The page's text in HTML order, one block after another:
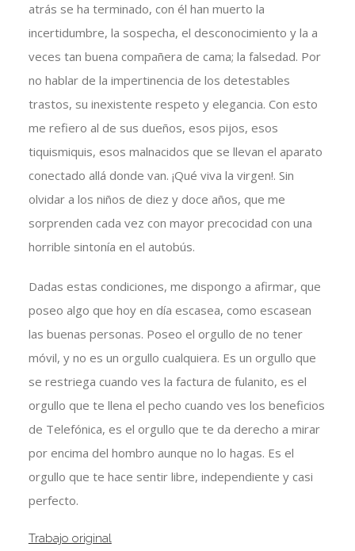
atrás se ha terminado, con él han muerto la
incertidumbre, la sospecha, el desconocimiento y la a
veces tan buena compañera de cama; la falsedad. Por
no hablar de la impertinencia de los detestables
trastos, su inexistente respeto y elegancia. Con esto
me refiero al de sus dueños, esos pijos, esos
tiquismiquis, esos malnacidos que se llevan el aparato
conectado allá donde van. ¡Qué viva la virgen!. Sin
olvidar a los niños de diez y doce años, que me
sorprenden cada vez con mayor precocidad con una
horrible sintonía en el autobús.
Dadas estas condiciones, me dispongo a afirmar, que
poseo algo que hoy en día escasea, como escasean
las buenas personas. Poseo el orgullo de no tener
móvil, y no es un orgullo cualquiera. Es un orgullo que
se restriega cuando ves la factura de fulanito, es el
orgullo que te llena el pecho cuando ves los beneficios
de Telefónica, es el orgullo que te da derecho a mirar
por encima del hombro aunque no lo hagas. Es el
orgullo que te hace sentir libre, independiente y casi
perfecto.
Trabajo original